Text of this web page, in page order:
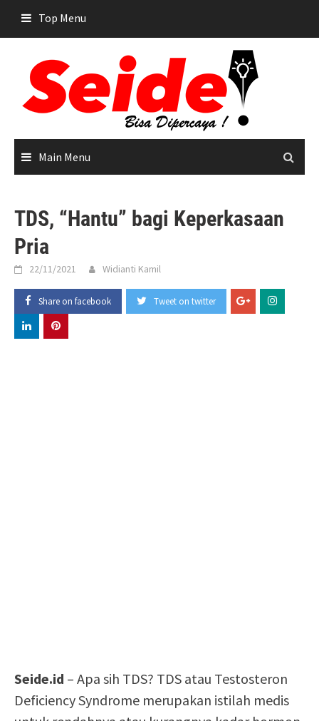
content
Top Menu
Main Menu
TDS, “Hantu” bagi Keperkasaan
Pria
22/11/2021 Widianti Kamil
Share on facebook Tweet on twitter
Seide.id – Apa sih TDS? TDS atau Testosteron
Deficiency Syndrome merupakan istilah medis